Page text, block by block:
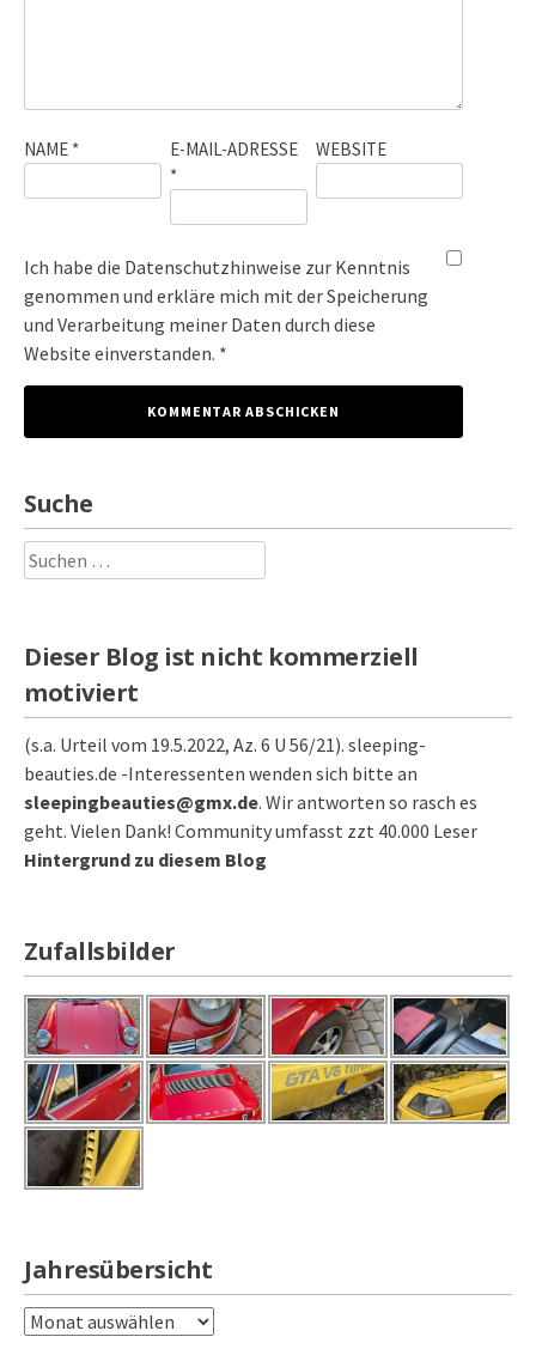
NAME *
E-MAIL-ADRESSE
*
WEBSITE
Ich habe die Datenschutzhinweise zur Kenntnis
genommen und erkläre mich mit der Speicherung
und Verarbeitung meiner Daten durch diese
Website einverstanden. *
Suche
Suchen
nach:
Dieser Blog ist nicht kommerziell
motiviert
(s.a. Urteil vom 19.5.2022, Az. 6 U 56/21). sleeping-
beauties.de -Interessenten wenden sich bitte an
sleepingbeauties@gmx.de. Wir antworten so rasch es
geht. Vielen Dank! Community umfasst zzt 40.000 Leser
Hintergrund zu diesem Blog
Zufallsbilder
Jahresübersicht
Jahresübersicht